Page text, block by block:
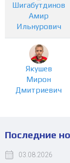
Шигабутдинов
Амир
Ильнурович
Якушев
Мирон
Дмитриевич
Последние
03.08.2026